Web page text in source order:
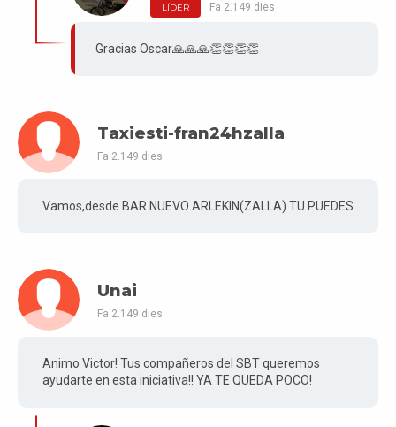
LÍDER Fa 2.149 dies
Gracias Oscar🙏🙏🙏👏👏👏👏
Taxiesti-fran24hzalla
Fa 2.149 dies
Vamos,desde BAR NUEVO ARLEKIN(ZALLA) TU PUEDES
Unai
Fa 2.149 dies
Animo Victor! Tus compañeros del SBT queremos
ayudarte en esta iniciativa!! YA TE QUEDA POCO!